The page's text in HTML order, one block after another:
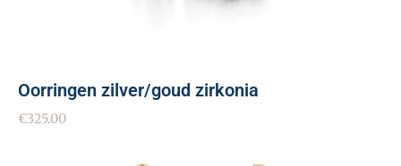
Oorringen zilver/goud zirkonia
€325.00